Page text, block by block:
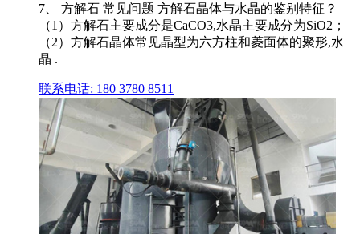
7、 方解石 常见问题 方解石晶体与水晶的鉴别特征？
（1）方解石主要成分是CaCO3,水晶主要成分为SiO2；
（2）方解石晶体常见晶型为六方柱和菱面体的聚形,水
晶 .
联系电话: 180 3780 8511